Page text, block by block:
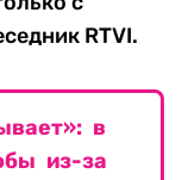
RTVI.
в
из-за